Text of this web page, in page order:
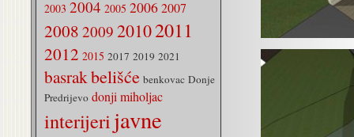
2003 2004 2005 20062007
2008 2009 20102011
2012 2015 2017 2019 2021
basrakbelišće benkovac Donje
Predrijevo donji miholjac
interijerijavne